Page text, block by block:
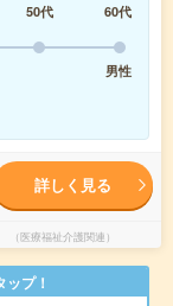
50代
60代
男性
詳しく見る
医療福祉介護関連）
プ！